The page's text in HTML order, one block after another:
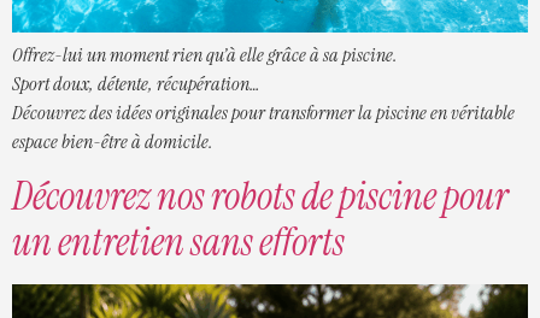
Offrez-lui un moment rien qu’à elle grâce à sa piscine.
Sport doux, détente, récupération…
Découvrez des idées originales pour transformer la piscine en véritable
espace bien-être à domicile.
Découvrez nos robots de piscine pour
un entretien sans efforts